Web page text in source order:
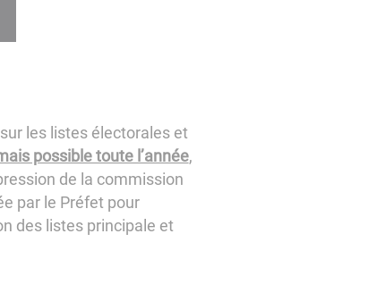
les listes électorales et
possible toute l’année,
de la commission
par le Préfet pour
des listes principale et